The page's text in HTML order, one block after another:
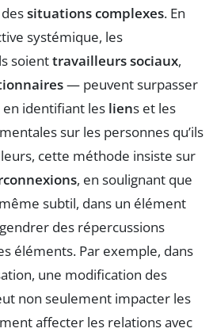
situations complexes. En
systémique, les
soienttravailleurs sociaux,
— peuvent surpasser
en identifiant les liens et les
sur les personnes qu’ils
cette méthode insiste sur
, en soulignant que
subtil, dans un élément
des répercussions
éléments. Par exemple, dans
une modification des
non seulement impacter les
affecter les relations avec